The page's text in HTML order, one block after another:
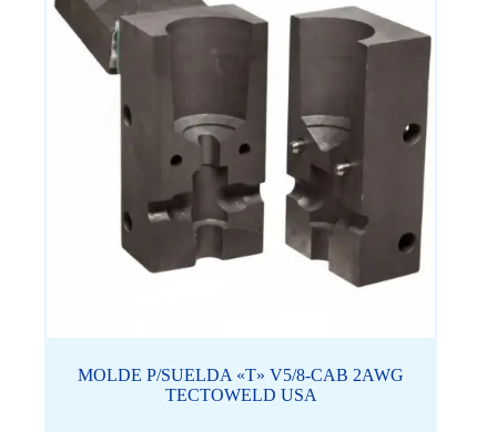
MOLDE P/SUELDA «T» V5/8-CAB 2AWG
TECTOWELD USA